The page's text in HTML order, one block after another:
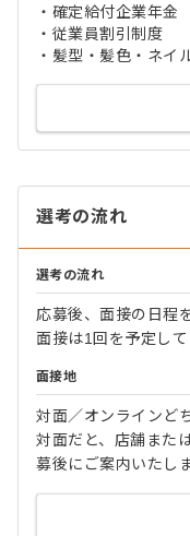
・確定給付企業年金
・従業員割引制度
・髪型・髪色・ネイ
選考の流れ
選考の流れ
応募後、面接の日程
面接は1回を予定して
面接地
対面／オンラインど
対面だと、店舗また
募後にご案内いたし